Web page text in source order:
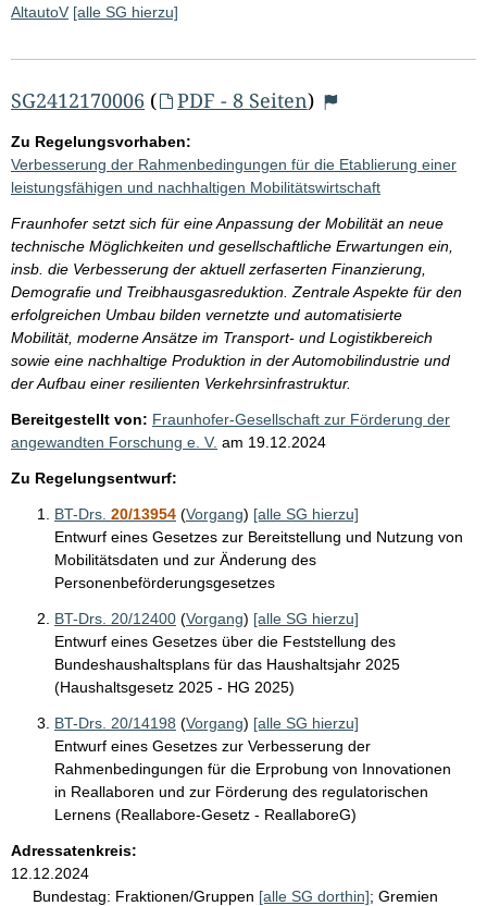
AltautoV [alle SG hierzu]
SG2412170006 ( PDF - 8 Seiten)
Zu Regelungsvorhaben:
Verbesserung der Rahmenbedingungen für die Etablierung einer
leistungsfähigen und nachhaltigen Mobilitätswirtschaft
Fraunhofer setzt sich für eine Anpassung der Mobilität an neue
technische Möglichkeiten und gesellschaftliche Erwartungen ein,
insb. die Verbesserung der aktuell zerfaserten Finanzierung,
Demografie und Treibhausgasreduktion. Zentrale Aspekte für den
erfolgreichen Umbau bilden vernetzte und automatisierte
Mobilität, moderne Ansätze im Transport- und Logistikbereich
sowie eine nachhaltige Produktion in der Automobilindustrie und
der Aufbau einer resilienten Verkehrsinfrastruktur.
Bereitgestellt von: Fraunhofer-Gesellschaft zur Förderung der
angewandten Forschung e. V. am 19.12.2024
Zu Regelungsentwurf:
BT-Drs. 20/13954 (Vorgang) [alle SG hierzu]
Entwurf eines Gesetzes zur Bereitstellung und Nutzung von
Mobilitätsdaten und zur Änderung des
Personenbeförderungsgesetzes
BT-Drs. 20/12400 (Vorgang) [alle SG hierzu]
Entwurf eines Gesetzes über die Feststellung des
Bundeshaushaltsplans für das Haushaltsjahr 2025
(Haushaltsgesetz 2025 - HG 2025)
BT-Drs. 20/14198 (Vorgang) [alle SG hierzu]
Entwurf eines Gesetzes zur Verbesserung der
Rahmenbedingungen für die Erprobung von Innovationen
in Reallaboren und zur Förderung des regulatorischen
Lernens (Reallabore-Gesetz - ReallaboreG)
Adressatenkreis:
12.12.2024
Bundestag: Fraktionen/Gruppen [alle SG dorthin]; Gremien